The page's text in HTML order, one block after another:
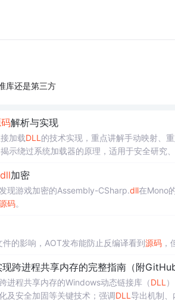
库还是第三方
解析与实现
加载DLL 的技术实现，重点讲解手动映射、
示绕过系统加载器的原理，适用于安全研究
dll加密
现游戏加密的Assembly-CSharp.dll在Mono
码。
件的影响，AOT发布能防止反编译看到源码，
跨进程共享内存的完整指南（附
进程共享内存的Windows动态链接库（DLL
及安全加固等关键技术；强调DLL 导出机制